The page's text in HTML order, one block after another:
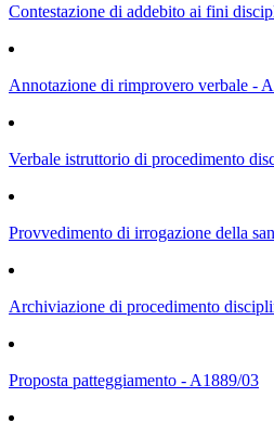
Contestazione di addebito ai fini
Annotazione di rimprovero verbale -
Verbale istruttorio di procedimento
Provvedimento di irrogazione della
Archiviazione di procedimento
Proposta patteggiamento - A1889/03